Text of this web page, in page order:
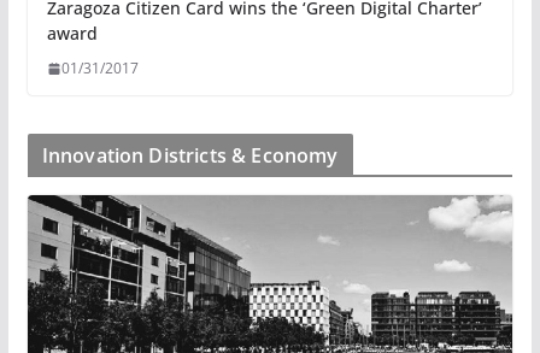
Zaragoza Citizen Card wins the ‘Green Digital Charter’
award
01/31/2017
Innovation Districts & Economy